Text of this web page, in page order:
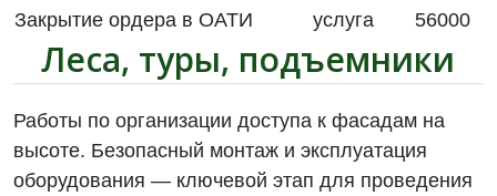
Закрытие ордера в ОАТИ услуга 56000
Леса, туры, подъемники
Работы по организации доступа к фасадам на
высоте. Безопасный монтаж и эксплуатация
оборудования — ключевой этап для проведения